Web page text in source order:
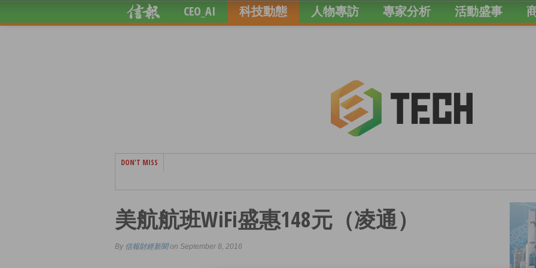
CEO_AI 科技動態 人物專訪 專家分析 活動盛事
DON'T MISS
美航航班WiFi盛惠148元（凌通）
By 信報財經新聞on September 8, 2016